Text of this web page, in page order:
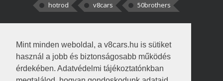
Mint minden weboldal, a v8cars.hu is sütiket
használ a jobb és biztonságosabb működés
érdekében. Adatvédelmi tájékoztatónkban
hotrod
v8cars 50brothers
kortisz:Elszúrtam! Én csak két
darabbaal számoltam. Nem tudtam, hogy fél autót,